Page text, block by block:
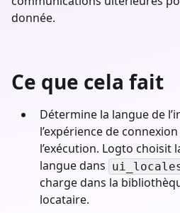
donnée.
Ce que cela fait
Détermine la langue de
l’expérience de
l’exécution. Logto choisit
langue dans
charge dans la
locataire.